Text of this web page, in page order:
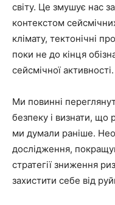
світу. Це змушує нас
контекстом
клімату, тектонічні
поки не до кінця
сейсмічної активності.
Ми повинні
безпеку і визнати,
ми думали раніше.
дослідження,
стратегії зниження
захистити себе від